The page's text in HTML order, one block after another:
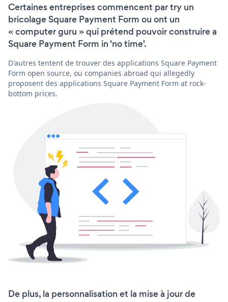
Certaines entreprises commencent par try un
bricolage Square Payment Form ou ont un
« computer guru » qui prétend pouvoir construire a
Square Payment Form in 'no time'.
D'autres tentent de trouver des applications Square Payment
Form open source, ou companies abroad qui allegedly
proposent des applications Square Payment Form at rock-
bottom prices.
De plus, la personnalisation et la mise à jour de